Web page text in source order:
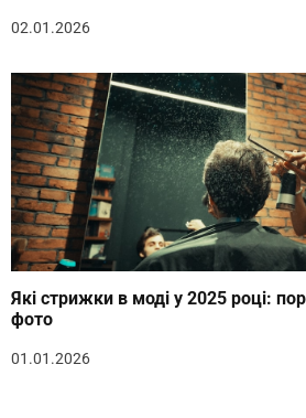
02.01.2026
Які стрижки в моді у 2025 році:
фото
01.01.2026